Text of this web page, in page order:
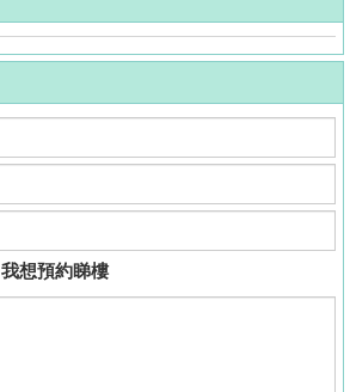
我想預約睇樓